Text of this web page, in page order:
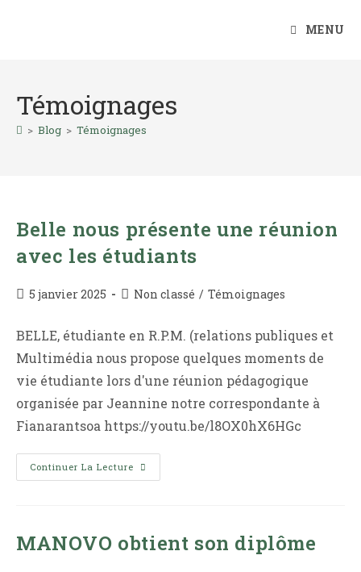
MENU
Témoignages
> Blog > Témoignages
Belle nous présente une réunion
avec les étudiants
Publication
5 janvier 2025
PostNon classé / Témoignages
BELLE, étudiante en R.P.M. (relations publiques et
Multimédia nous propose quelques moments de
vie étudiante lors d'une réunion pédagogique
organisée par Jeannine notre correspondante à
Fianarantsoa https://youtu.be/l8OX0hX6HGc
Continuer La Lecture Belle
Nous
Les
Étudiants
MANOVO obtient son diplôme